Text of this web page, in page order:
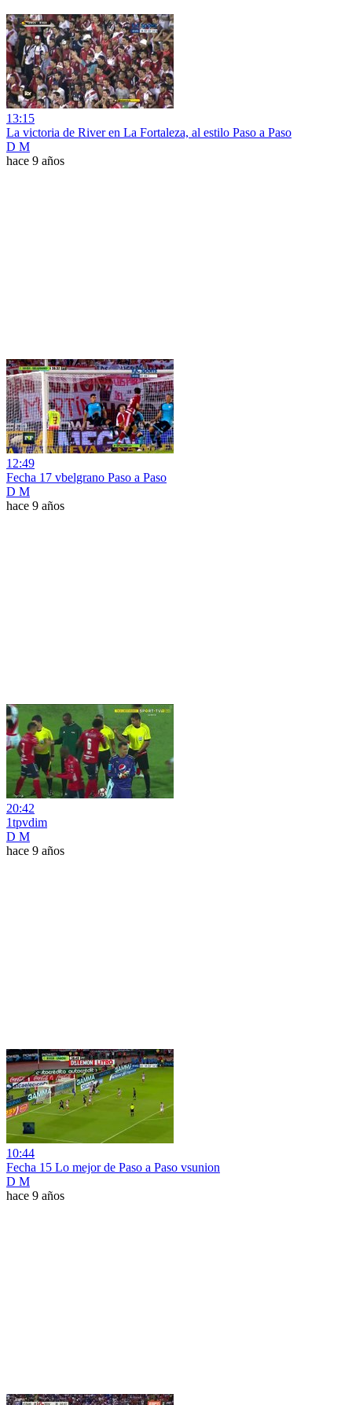
13:15
La victoria de River en La Fortaleza, al estilo Paso a Paso
D M
hace 9 años
12:49
Fecha 17 vbelgrano Paso a Paso
D M
hace 9 años
20:42
1tpvdim
D M
hace 9 años
10:44
Fecha 15 Lo mejor de Paso a Paso vsunion
D M
hace 9 años